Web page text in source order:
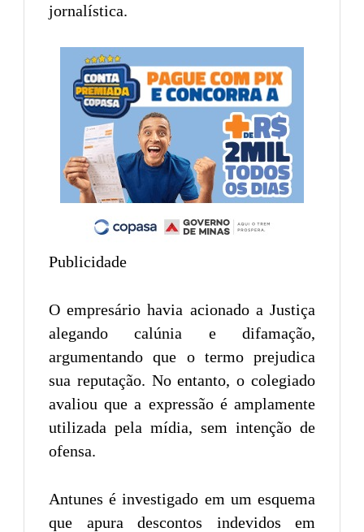
jornalística.
Publicidade
O empresário havia acionado a Justiça
alegando calúnia e difamação,
argumentando que o termo prejudica
sua reputação. No entanto, o colegiado
avaliou que a expressão é amplamente
utilizada pela mídia, sem intenção de
ofensa.
Antunes é investigado em um esquema
que apura descontos indevidos em